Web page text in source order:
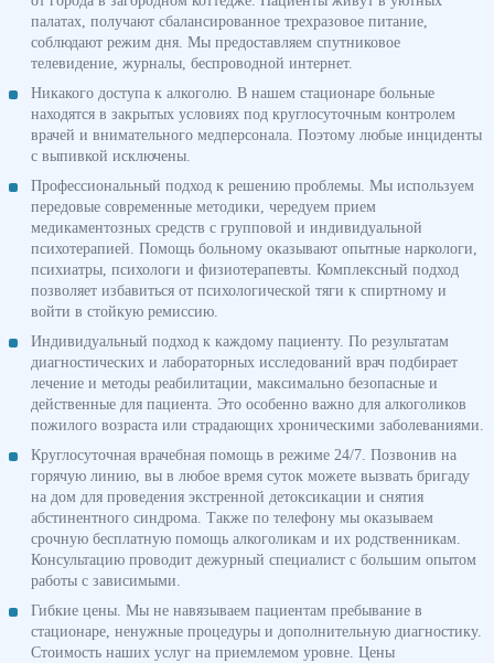
палатах, получают сбалансированное трехразовое питание,
соблюдают режим дня. Мы предоставляем спутниковое
телевидение, журналы, беспроводной интернет.
Никакого доступа к алкоголю. В нашем стационаре больные
находятся в закрытых условиях под круглосуточным контролем
врачей и внимательного медперсонала. Поэтому любые инциденты
с выпивкой исключены.
Профессиональный подход к решению проблемы. Мы используем
передовые современные методики, чередуем прием
медикаментозных средств с групповой и индивидуальной
психотерапией. Помощь больному оказывают опытные наркологи,
психиатры, психологи и физиотерапевты. Комплексный подход
позволяет избавиться от психологической тяги к спиртному и
войти в стойкую ремиссию.
Индивидуальный подход к каждому пациенту. По результатам
диагностических и лабораторных исследований врач подбирает
лечение и методы реабилитации, максимально безопасные и
действенные для пациента. Это особенно важно для алкоголиков
пожилого возраста или страдающих хроническими заболеваниями.
Круглосуточная врачебная помощь в режиме 24/7. Позвонив на
горячую линию, вы в любое время суток можете вызвать бригаду
на дом для проведения экстренной детоксикации и снятия
абстинентного синдрома. Также по телефону мы оказываем
срочную бесплатную помощь алкоголикам и их родственникам.
Консультацию проводит дежурный специалист с большим опытом
работы с зависимыми.
Гибкие цены. Мы не навязываем пациентам пребывание в
стационаре, ненужные процедуры и дополнительную диагностику.
Стоимость наших услуг на приемлемом уровне. Цены